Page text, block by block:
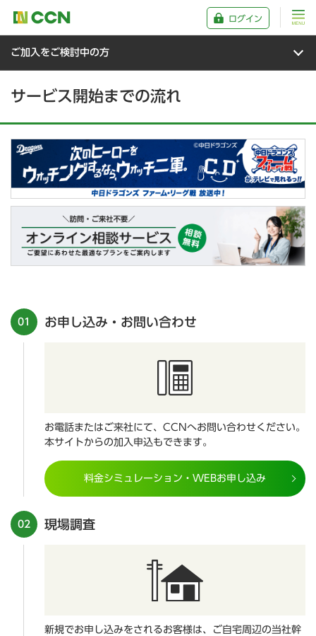
ログイン
ご加入をご検討中の方
サービス開始までの流れ
01 お申し込み・お問い合わせ
お電話またはご来社にて、CCNへお問い合わせください。
本サイトからの加入申込もできます。
料金シミュレーション・WEBお申し込み
02 現場調査
新規でお申し込みをされるお客様は、ご自宅周辺の当社幹